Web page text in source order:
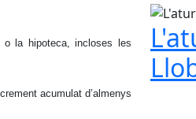
la hipoteca, incloses les
acumulat d’almenys